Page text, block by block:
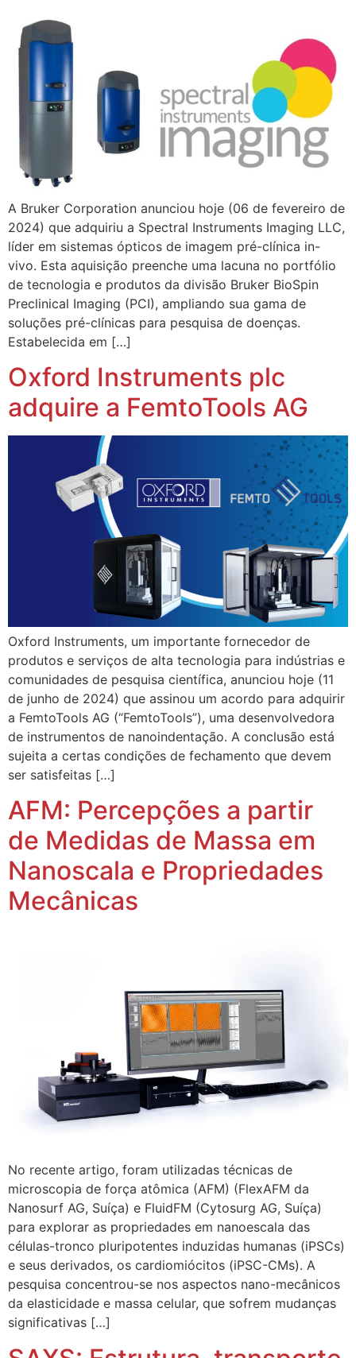
A Bruker Corporation anunciou hoje (06 de fevereiro de
2024) que adquiriu a Spectral Instruments Imaging LLC,
líder em sistemas ópticos de imagem pré-clínica in-
vivo. Esta aquisição preenche uma lacuna no portfólio
de tecnologia e produtos da divisão Bruker BioSpin
Preclinical Imaging (PCI), ampliando sua gama de
soluções pré-clínicas para pesquisa de doenças.
Estabelecida em […]
Oxford Instruments plc
adquire a FemtoTools AG
Oxford Instruments, um importante fornecedor de
produtos e serviços de alta tecnologia para indústrias e
comunidades de pesquisa científica, anunciou hoje (11
de junho de 2024) que assinou um acordo para adquirir
a FemtoTools AG (“FemtoTools”), uma desenvolvedora
de instrumentos de nanoindentação. A conclusão está
sujeita a certas condições de fechamento que devem
ser satisfeitas […]
AFM: Percepções a partir
de Medidas de Massa em
Nanoscala e Propriedades
Mecânicas
No recente artigo, foram utilizadas técnicas de
microscopia de força atômica (AFM) (FlexAFM da
Nanosurf AG, Suíça) e FluidFM (Cytosurg AG, Suíça)
para explorar as propriedades em nanoescala das
células-tronco pluripotentes induzidas humanas (iPSCs)
e seus derivados, os cardiomiócitos (iPSC-CMs). A
pesquisa concentrou-se nos aspectos nano-mecânicos
da elasticidade e massa celular, que sofrem mudanças
significativas […]